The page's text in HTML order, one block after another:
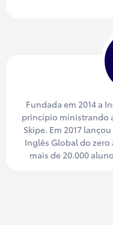
Fundada em 2014 a
princípio ministrando
Skipe. Em 2017
Inglês Global do
mais de 20.000